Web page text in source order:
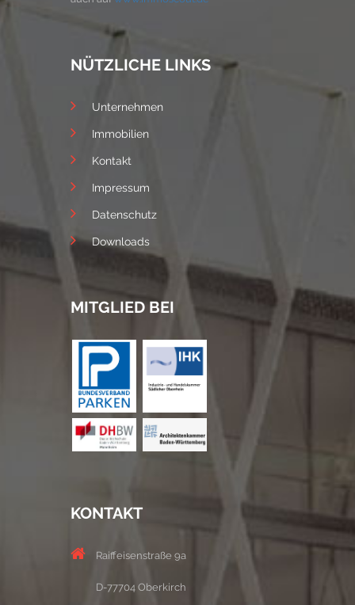
NÜTZLICHE LINKS
Unternehmen
Immobilien
Kontakt
Impressum
Datenschutz
Downloads
MITGLIED BEI
KONTAKT
Raiffeisenstraße 9a
D-77704 Oberkirch